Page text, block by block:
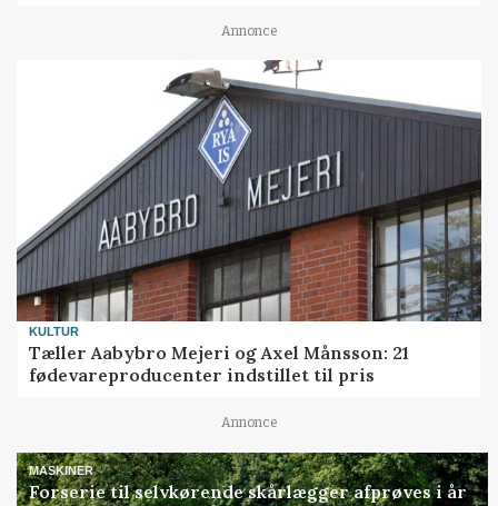
Annonce
KULTUR
Tæller Aabybro Mejeri og Axel Månsson: 21
fødevareproducenter indstillet til pris
Annonce
MASKINER
Forserie til selvkørende skårlægger afprøves i år